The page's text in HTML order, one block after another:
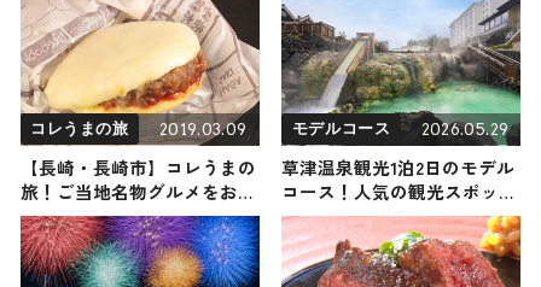
コレうまの旅 2019.03.09
【長崎・長崎市】コレうまの
旅！ご当地名物グルメをお届
け
モデルコース 2026.05.29
草津温泉観光1泊2日のモデル
コース！人気の観光スポッ
ト・名所を満喫できる王道の
旅程を紹介